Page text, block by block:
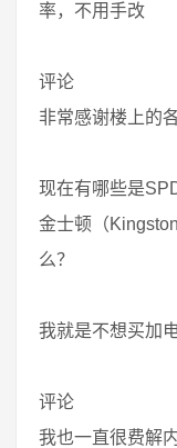
率，不用手改
评论
非常感谢楼上的
现在有哪些是
金士顿（
么？
我就是不想买加
评论
我也一直很费解